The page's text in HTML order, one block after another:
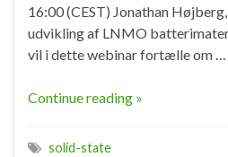
16:00 (CEST) Jonathan
udvikling af LNMO
vil i dette webinar fortælle om …
Continue reading »
solid-state